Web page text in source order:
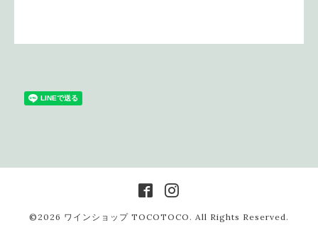
©2026 ワインショップ TOCOTOCO . All Rights Reserved.